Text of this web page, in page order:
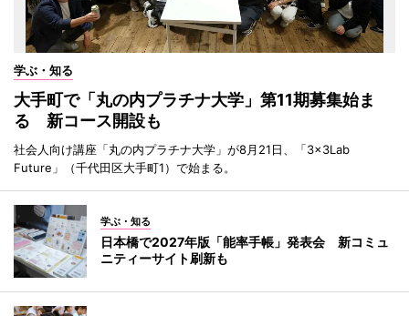
学ぶ・知る
大手町で「丸の内プラチナ大学」第11期募集始ま
る 新コース開設も
社会人向け講座「丸の内プラチナ大学」が8月21日、「3×3Lab
Future」（千代田区大手町1）で始まる。
学ぶ・知る
日本橋で2027年版「能率手帳」発表会 新コミュ
ニティーサイト刷新も